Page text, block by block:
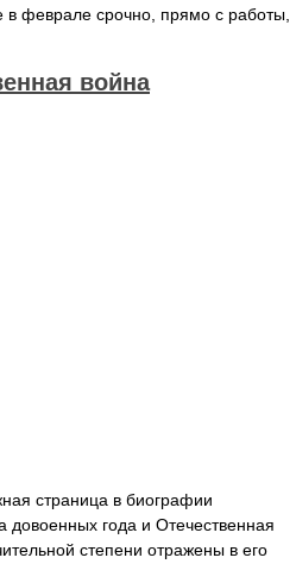
в феврале срочно, прямо с работы,
война
страница в биографии
довоенных года и Отечественная
степени отражены в его